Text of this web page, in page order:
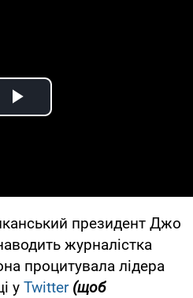
Play Video
президент Джо
журналістка
процитувала лідера
у Twitter (щоб